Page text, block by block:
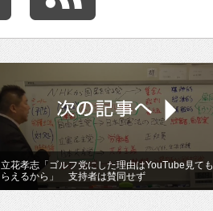
立花孝志「ゴルフ党にした理由はYouTube見ても
らえるから」 支持者は賛同せず